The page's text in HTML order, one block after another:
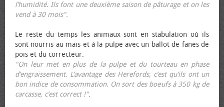
l’humidité. Ils font une deuxième saison de pâturage et on les
vend à 30 mois".
Le reste du temps les animaux sont en stabulation où ils
sont nourris au maïs et à la pulpe avec un ballot de fanes de
pois et du correcteur.
"On leur met en plus de la pulpe et du tourteau en phase
d’engraissement. L’avantage des Herefords, c’est qu’ils ont un
bon indice de consommation. On sort des bœufs à 350 kg de
carcasse, c’est correct !".